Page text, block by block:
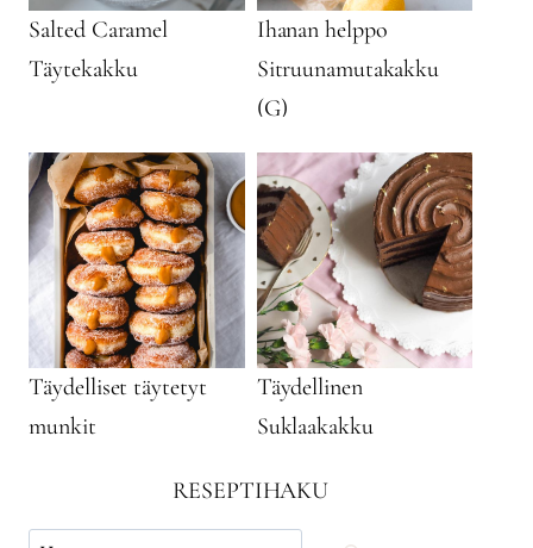
Salted Caramel
Täytekakku
Ihanan helppo
Sitruunamutakakku
(G)
Täydelliset täytetyt
munkit
Täydellinen
Suklaakakku
RESEPTIHAKU
Käytä